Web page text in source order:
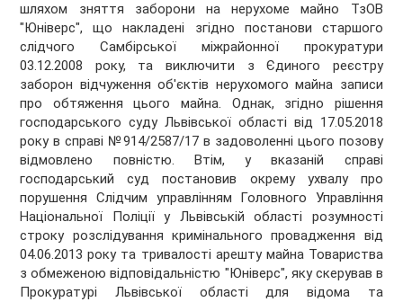
шляхом зняття заборони на нерухоме майно ТзОВ
"Юніверс", що накладені згідно постанови старшого
слідчого Самбірської міжрайонної прокуратури
03.12.2008 року, та виключити з Єдиного реєстру
заборон відчуження об'єктів нерухомого майна записи
про обтяження цього майна. Однак, згідно рішення
господарського суду Львівської області від 17.05.2018
року в справі №914/2587/17 в задоволенні цього позову
відмовлено повністю. Втім, у вказаній справі
господарський суд постановив окрему ухвалу про
порушення Слідчим управлінням Головного Управління
Національної Поліції у Львівській області розумності
строку розслідування кримінального провадження від
04.06.2013 року та тривалості арешту майна Товариства
з обмеженою відповідальністю "Юніверс", яку скерував в
Прокуратурі Львівської області для відома та